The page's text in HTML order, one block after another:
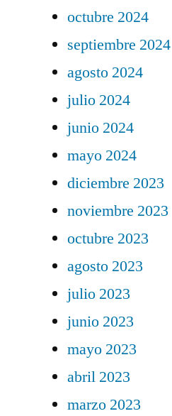
octubre 2024
septiembre 2024
agosto 2024
julio 2024
junio 2024
mayo 2024
diciembre 2023
noviembre 2023
octubre 2023
agosto 2023
julio 2023
junio 2023
mayo 2023
abril 2023
marzo 2023